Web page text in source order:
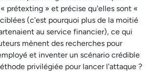
prétexting » et précise qu'elles sont «
(c'est pourquoi plus de la moitié
au service financier), ce qui
mènent des recherches pour
et inventer un scénario crédible
privilégiée pour lancer l'attaque ?